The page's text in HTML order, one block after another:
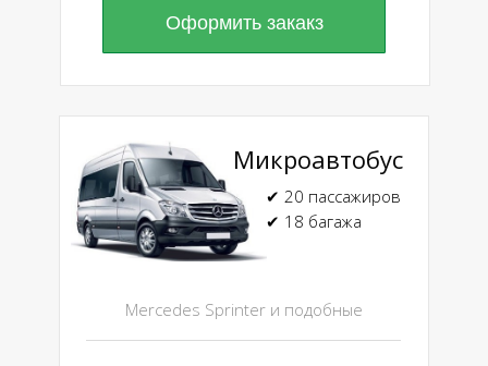
Микроавтобус
Mercedes Sprinter и подобные
✔ 20 пассажиров
✔ 18 багажа
Оформить закакз